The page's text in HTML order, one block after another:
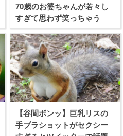
70歳のお婆ちゃんが若々し
すぎて思わず笑っちゃう
【谷間ボンッ】巨乳リスの
手ブラショットがセクシー